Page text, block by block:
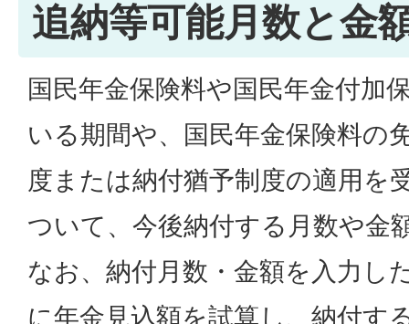
追納等可能月数と金
国民年金保険料や国民年金付加
いる期間や、国民年金保険料の
度または納付猶予制度の適用を
ついて、今後納付する月数や金
なお、納付月数・金額を入力し
に年金見込額を試算し、納付す